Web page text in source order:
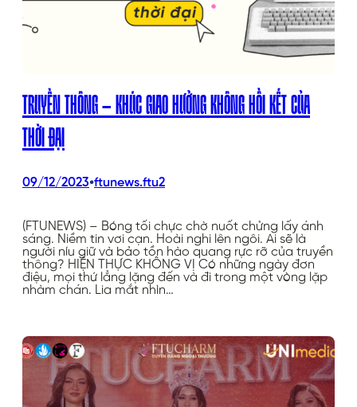
TRUYỀN THÔNG – KHÚC GIAO HƯỞNG KHÔNG HỒI KẾT CỦA
THỜI ĐẠI
09/12/2023•ftunews.ftu2
(FTUNEWS) – Bóng tối chực chờ nuốt chửng lấy ánh
sáng. Niềm tin vơi cạn. Hoài nghi lên ngôi. Ai sẽ là
người níu giữ và bảo tồn hào quang rực rỡ của truyền
thông? HIỆN THỰC KHÔNG VỊ Có những ngày đơn
điệu, mọi thứ lẳng lặng đến và đi trong một vòng lặp
nhàm chán. Lia mắt nhìn…